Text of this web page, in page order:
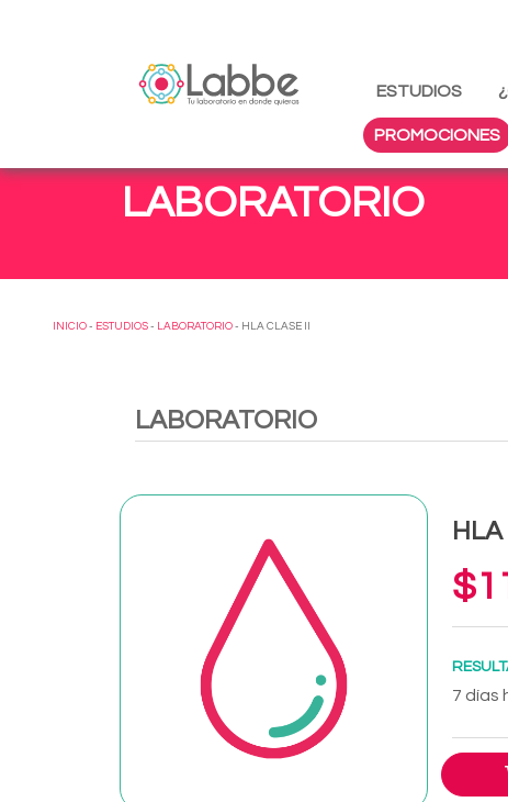
ESTUDIOS
PROMOCIONES
LABORATORIO
INICIO - ESTUDIOS - LABORATORIO - HLA CLASE II
LABORATORIO
HLA
7 días